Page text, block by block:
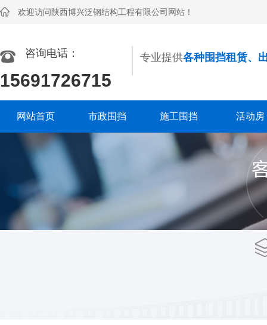
欢迎访问陕西博兴泛钢结构工程有限公司网站！
咨询电话：
15691726715
专业提供各种围挡租赁、
网站首页 市政围挡 施工围挡 活动房